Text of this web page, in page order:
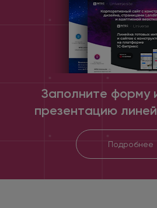
Заполните форму
презентацию
Подробнее